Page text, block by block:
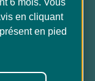
afin de
de
),
en cliquant
en pied